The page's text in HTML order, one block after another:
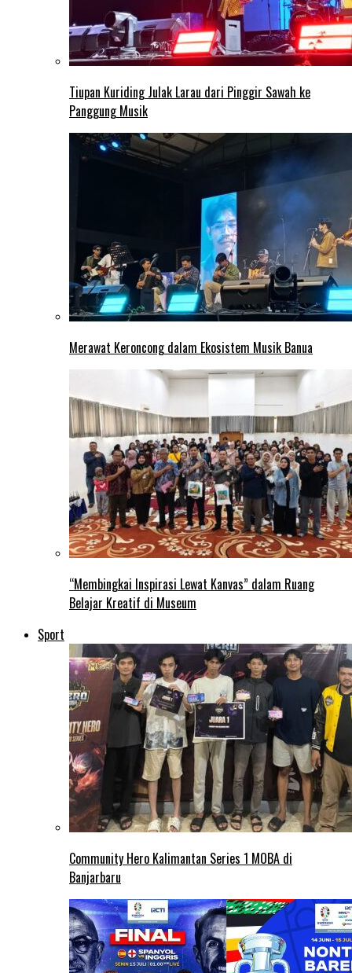
Tiupan Kuriding Julak Larau dari Pinggir Sawah ke
Panggung Musik
Merawat Keroncong dalam Ekosistem Musik Banua
“Membingkai Inspirasi Lewat Kanvas” dalam Ruang
Belajar Kreatif di Museum
Sport
Community Hero Kalimantan Series 1 MOBA di
Banjarbaru